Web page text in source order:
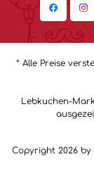
* Alle Preise
Lebkuchen-
Copyright 2026 by